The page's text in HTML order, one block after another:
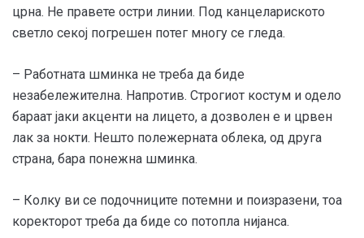
црна. Не правете остри линии. Под канцелариското
светло секој погрешен потег многу се гледа.
– Работната шминка не треба да биде
незабележителна. Напротив. Строгиот костум и одело
бараат јаки акценти на лицето, а дозволен е и црвен
лак за нокти. Нешто полежерната облека, од друга
страна, бара понежна шминка.
– Колку ви се подочниците потемни и поизразени, тоа
коректорот треба да биде со потопла нијанса.